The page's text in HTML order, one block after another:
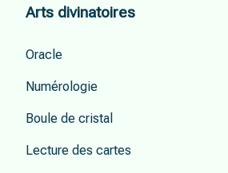
Arts divinatoires
Oracle
Numérologie
Boule de cristal
Lecture des cartes